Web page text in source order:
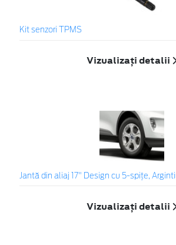
Kit senzori TPMS
Vizualizați detalii
Jantă din aliaj 17" Design cu 5-spițe,
Vizualizați detalii